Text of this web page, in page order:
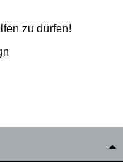
zu dürfen!